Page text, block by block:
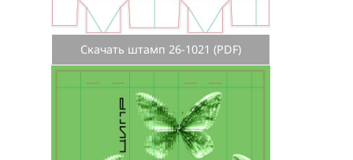
Скачать штамп 26-1021 (PDF)